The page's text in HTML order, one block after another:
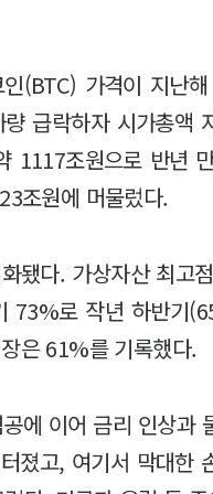
(BTC) 가격이 지난
급락하자 시가총액
1117조원으로 반년
조원에 머물렀다.
됐다. 가상자산 최고
73%로 작년 하반기
은 61%를 기록했다.
에 이어 금리 인상과
졌고, 여기서 막대한